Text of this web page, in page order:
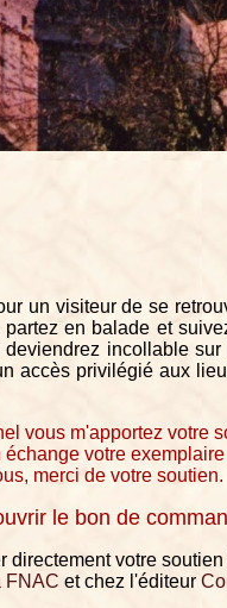
un visiteur de se
en balade et
incollable
accès privilégié aux
vous m'apportez votre
votre
merci de votre soutien.
le bon de
votre
FNAC et chez l'éditeur